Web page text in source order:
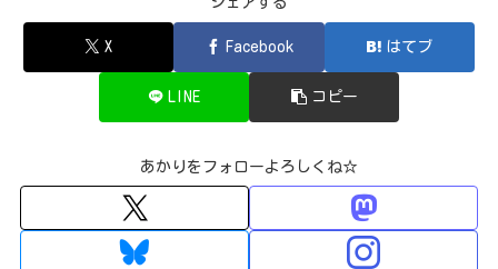
X Facebook はてブ
LINE コピー
あかりをフォローよろしくね☆